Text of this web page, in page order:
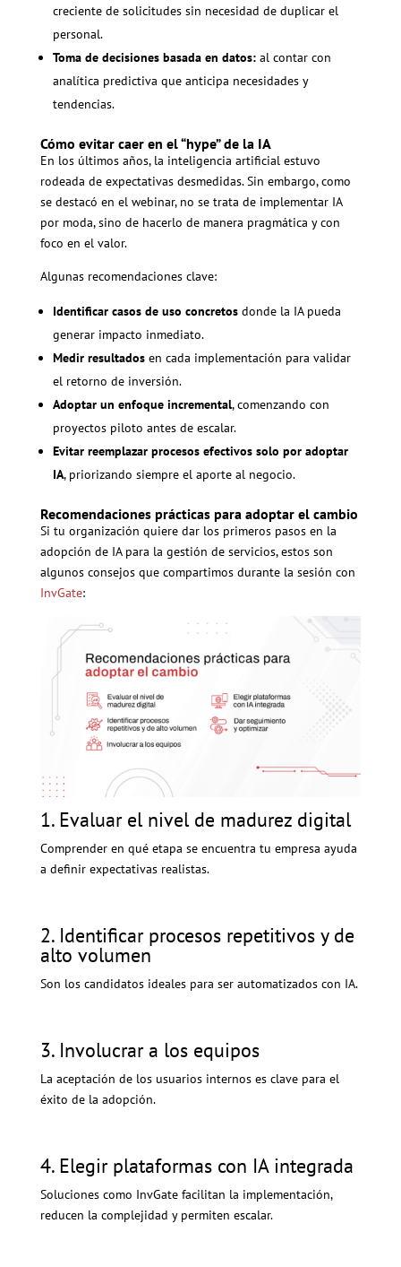
creciente de solicitudes sin necesidad de duplicar el
personal.
Toma de decisiones basada en datos:al contar con
analítica predictiva que anticipa necesidades y
tendencias.
Cómo evitar caer en el “hype” de la IA
En los últimos años, la inteligencia artificial estuvo
rodeada de expectativas desmedidas. Sin embargo, como
se destacó en el webinar, no se trata de implementar IA
por moda, sino de hacerlo de manera pragmática y con
foco en el valor.
Algunas recomendaciones clave:
Identificar casos de uso concretosdonde la IA pueda
generar impacto inmediato.
Medir resultadosen cada implementación para validar
el retorno de inversión.
Adoptar un enfoque incremental, comenzando con
proyectos piloto antes de escalar.
Evitar reemplazar procesos efectivos solo por adoptar
IA, priorizando siempre el aporte al negocio.
Recomendaciones prácticas para adoptar el cambio
Si tu organización quiere dar los primeros pasos en la
adopción de IA para la gestión de servicios, estos son
algunos consejos que compartimos durante la sesión con
InvGate:
1. Evaluar el nivel de madurez digital
Comprender en qué etapa se encuentra tu empresa ayuda
a definir expectativas realistas.
2. Identificar procesos repetitivos y de
alto volumen
Son los candidatos ideales para ser automatizados con IA.
3. Involucrar a los equipos
La aceptación de los usuarios internos es clave para el
éxito de la adopción.
4. Elegir plataformas con IA integrada
Soluciones como InvGate facilitan la implementación,
reducen la complejidad y permiten escalar.